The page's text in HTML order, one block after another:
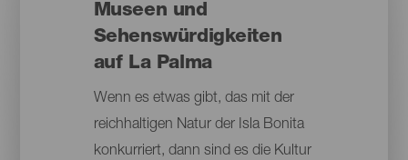
Museen und
Sehenswürdigkeiten
auf La Palma
Wenn es etwas gibt, das mit der
reichhaltigen Natur der Isla Bonita
konkurriert, dann sind es die Kultur